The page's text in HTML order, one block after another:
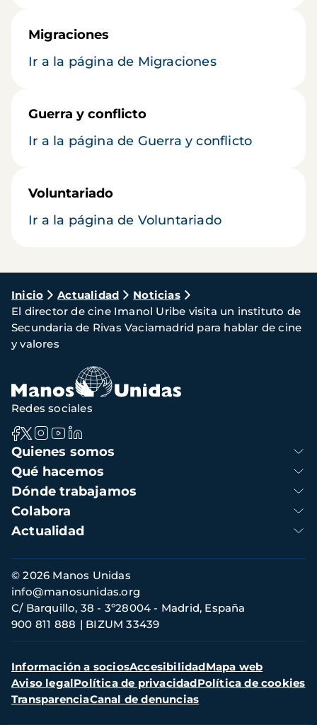
Migraciones
Ir a la página de Migraciones
Guerra y conflicto
Ir a la página de Guerra y conflicto
Voluntariado
Ir a la página de Voluntariado
Ruta
de
navegación
Inicio Actualidad
Noticias
El director de cine Imanol Uribe visita un instituto de
Secundaria de Rivas Vaciamadrid para hablar de cine
y valores
Navegación
principal
Quienes somos
Qué hacemos
Dónde trabajamos
Colabora
Actualidad
Redes sociales
Información
de
contacto
© 2026 Manos Unidas
C/ Barquillo, 38 - 3º28004 - Madrid, España
900 811 888
BIZUM 33439
info@manosunidas.org
Menú
secundario
Información a sociosAccesibilidadMapa web
Aviso legalPolítica de privacidadPolítica de cookies
TransparenciaCanal de denuncias